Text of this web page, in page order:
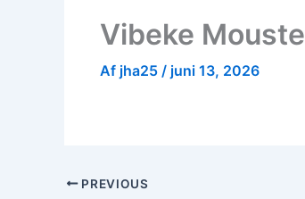
Vibeke
Af jha25 / juni 13, 2026
PREVIOUS